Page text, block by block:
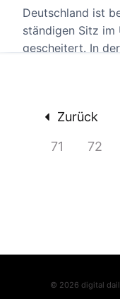
Deutschland ist
ständigen Sitz im
gescheitert. In
Zurück
71
72
© 2026 digital